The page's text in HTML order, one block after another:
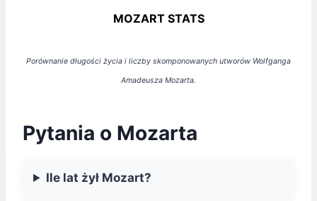
MOZART STATS
Porównanie długości życia i liczby skomponowanych utworów Wolfganga
Amadeusza Mozarta.
Pytania o Mozarta
Ile lat żył Mozart?